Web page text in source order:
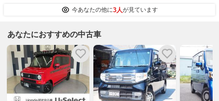
今あなたの他に3人が見ています
あなたにおすすめの中古車